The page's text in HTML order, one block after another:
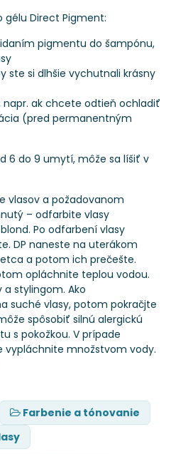
gélu Direct Pigment:
pigmentu do šampónu,
ste si dlhšie vychutnali krásny
ak chcete odtieň ochladiť
(pred permanentným
6 do 9 umytí, môže sa líšiť v
vlasov a požadovanom
– odfarbite vlasy
Po odfarbení vlasy
DP naneste na uterákom
a potom ich prečešte.
opláchnite teplou vodou.
stylingom. Ako
suché vlasy, potom pokračjte
spôsobiť silnú alergickú
s pokožkou. V prípade
vypláchnite množstvom vody.
Farbenie a tónovanie